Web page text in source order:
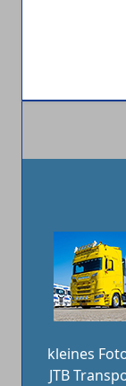
kleines
JTB